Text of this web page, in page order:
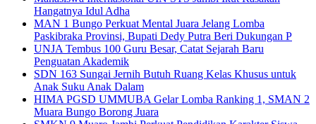
Hangatnya Idul Adha
MAN 1 Bungo Perkuat Mental Juara Jelang Lomba
Paskibraka Provinsi, Bupati Dedy Putra Beri Dukungan P
UNJA Tembus 100 Guru Besar, Catat Sejarah Baru
Penguatan Akademik
SDN 163 Sungai Jernih Butuh Ruang Kelas Khusus untuk
Anak Suku Anak Dalam
HIMA PGSD UMMUBA Gelar Lomba Ranking 1, SMAN 2
Muara Bungo Borong Juara